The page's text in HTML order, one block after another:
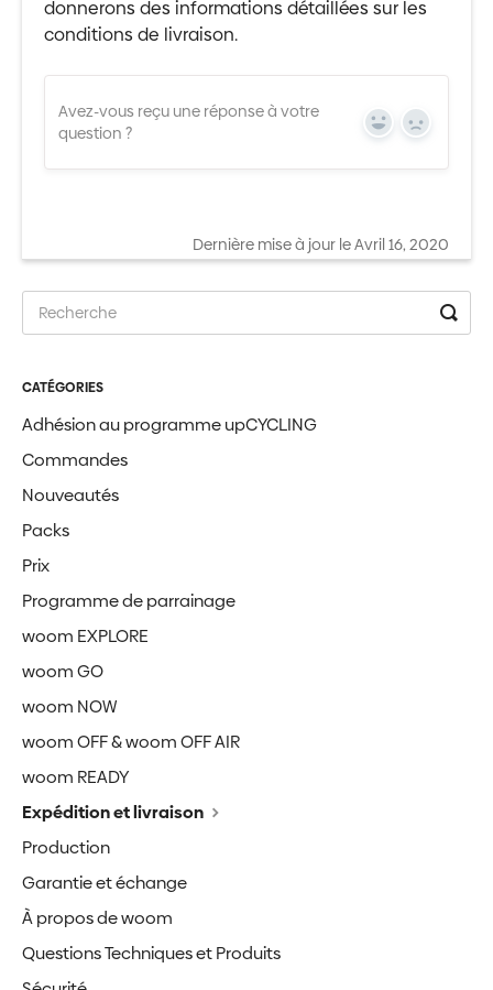
donnerons des informations détaillées sur les
conditions de livraison.
Avez-vous reçu une réponse à votre
question ?
Yes No
Dernière mise à jour le Avril 16, 2020
CATÉGORIES
Adhésion au programme upCYCLING
Commandes
Nouveautés
Packs
Prix
Programme de parrainage
woom EXPLORE
woom GO
woom NOW
woom OFF & woom OFF AIR
woom READY
Expédition et livraison
Production
Garantie et échange
À propos de woom
Questions Techniques et Produits